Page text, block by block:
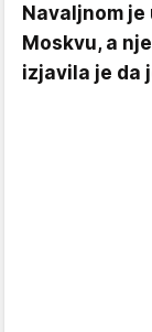
Navaljnom je
Moskvu, a
izjavila je da